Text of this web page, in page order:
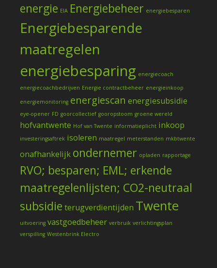
energie EIA Energiebeheer energiebesparen
Energiebesparende
maatregelen
energiebesparing energiecoach
energiecoachbedrijven Energie contractbeheer energieinkoop
energiemonitoring energiescan energiesubsidie
eye-opener FD goorcollectief gooropstoom groene wereld
hofvantwente Hof van Twente informatieplicht inkoop
investeringsaftrek isoleren maatregel meterstanden mkbtwente
onafhankelijk ondernemer opladen rapportage
RVO; besparen; EML; erkende
maatregelenlijsten; CO2-neutraal
subsidie terugverdientijden Twente
uitvoering vastgoedbeheer verbruik verlichtingsplan
verspilling Westenbrink Electro